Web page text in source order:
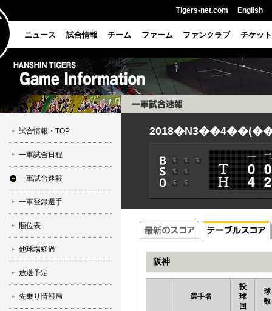
Tigers-net.com English
ニュース 試合情報 チーム ファーム ファンクラブ チケット
試合情報・TOP
一軍試合日程
一軍試合速報
一軍登録選手
順位表
他球場経過
放送予定
先乗り情報局
阪神
選手名
投
球
回
球
数